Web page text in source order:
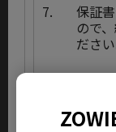
7.
保証
ので
ださい
了承